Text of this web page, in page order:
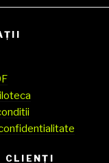
CLIENŢI